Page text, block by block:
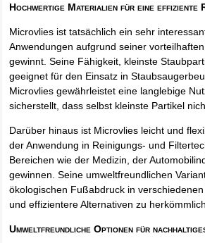
Hochwertige Materialien für eine effiziente
Microvlies ist tatsächlich ein sehr
Anwendungen aufgrund seiner
gewinnt. Seine Fähigkeit, kleinste
geeignet für den Einsatz in
Microvlies gewährleistet eine langlebige
sicherstellt, dass selbst kleinste Partikel
Darüber hinaus ist Microvlies leicht und
der Anwendung in Reinigungs- und
Bereichen wie der Medizin, der
gewinnen. Seine umweltfreundlichen
ökologischen Fußabdruck in
und effizientere Alternativen zu
Umweltfreundliche Optionen für